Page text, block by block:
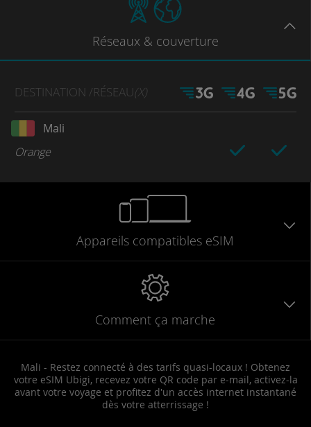
Réseaux & couverture
DESTINATION /RÉSEAU(X)
Mali
Orange
Appareils compatibles eSIM
Comment ça marche
Mali - Restez connecté à des tarifs quasi-locaux ! Obtenez
votre eSIM Ubigi, recevez votre QR code par e-mail, activez-la
avant votre voyage et profitez d'un accès internet instantané
dès votre atterrissage !